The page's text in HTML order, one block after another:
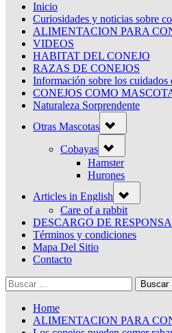
Inicio
Curiosidades y noticias sobre
ALIMENTACION PARA
VIDEOS
HABITAT DEL CONEJO
RAZAS DE CONEJOS
Información sobre los cuidados
CONEJOS COMO
Naturaleza Sorprendente
Otras Mascotas sub-
menu
Cobayas sub-
menu
Hamster
Hurones
Articles in English
sub-
menu
Care of a rabbit
DESCARGO DE
Términos y condiciones
Mapa Del Sitio
Contacto
Buscar:
Home
ALIMENTACION PARA